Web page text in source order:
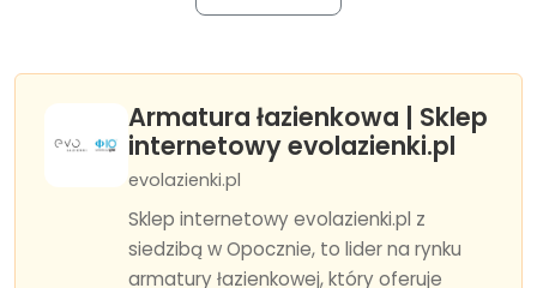
Armatura łazienkowa | Sklep
internetowy evolazienki.pl
evolazienki.pl
Sklep internetowy evolazienki.pl z
siedzibą w Opocznie, to lider na rynku
armatury łazienkowej, który oferuje